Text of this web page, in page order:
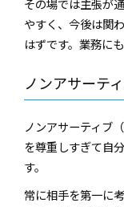
やすく、今後は関
はずです。業務に
ノンアサーテ
ノンアサーティブ
を尊重しすぎて自
す。
常に相手を第一に